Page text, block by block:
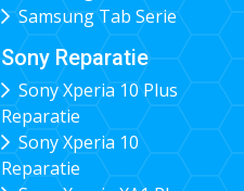
Samsung Tab Serie
Sony Reparatie
Sony Xperia 10 Plus
Reparatie
Sony Xperia 10
Reparatie